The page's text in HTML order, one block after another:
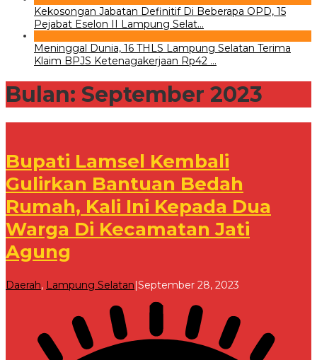
Kekosongan Jabatan Definitif Di Beberapa OPD, 15
Pejabat Eselon II Lampung Selat…
Meninggal Dunia, 16 THLS Lampung Selatan Terima
Klaim BPJS Ketenagakerjaan Rp42 …
Bulan: September 2023
Bupati Lamsel Kembali
Gulirkan Bantuan Bedah
Rumah, Kali Ini Kepada Dua
Warga Di Kecamatan Jati
Agung
Daerah, Lampung Selatan|September 28, 2023